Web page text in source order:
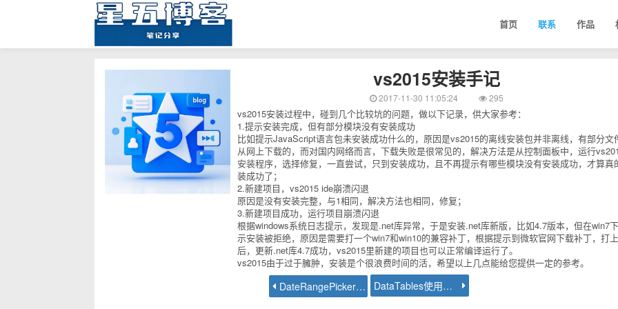
首页 联系 作品
vs2015安装手记
2017-11-30 11:05:24 295
vs2015安装过程中，碰到几个比较坑的问题，做以下记录，供大家参考：
1.提示安装完成，但有部分模块没有安装成功
比如提示JavaScript语言包未安装成功什么的，原因是vs2015的离线安装包并非离线，有部分文
从网上下载的，而对国内网络而言，下载失败是很常见的，解决方法是从控制面板中，运行
安装程序，选择修复，一直尝试，只到安装成功，且不再提示有哪些模块没有安装成功，才算真
装成功了；
2.新建项目，vs2015 ide崩溃闪退
原因是没有安装完整，与1相同，解决方法也相同，修复；
3.新建项目成功，运行项目崩溃闪退
根据windows系统日志提示，发现是.net库异常，于是安装.net库新版，比如4.7版本，但在win7
示安装被拒绝，原因是需要打一个win7和win10的兼容补丁，根据提示到微软官网下载补丁，打上
后，更新.net库4.7成功，vs2015里新建的项目也可以正常编译运行了。
vs2015由于过于臃肿，安装是个很浪费时间的活，希望以上几点能给您提供一定的参考。
DateRangePicker使用演示 DataTables使用演示